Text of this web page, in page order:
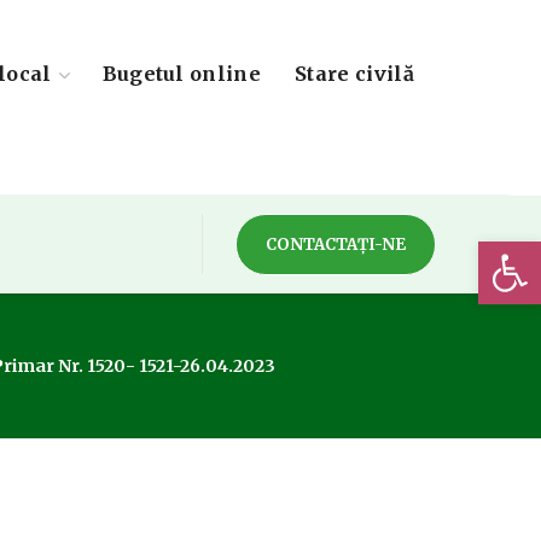
Bugetul online Stare civilă
CONTACTAȚI-NE
Nr. 1520- 1521-26.04.2023